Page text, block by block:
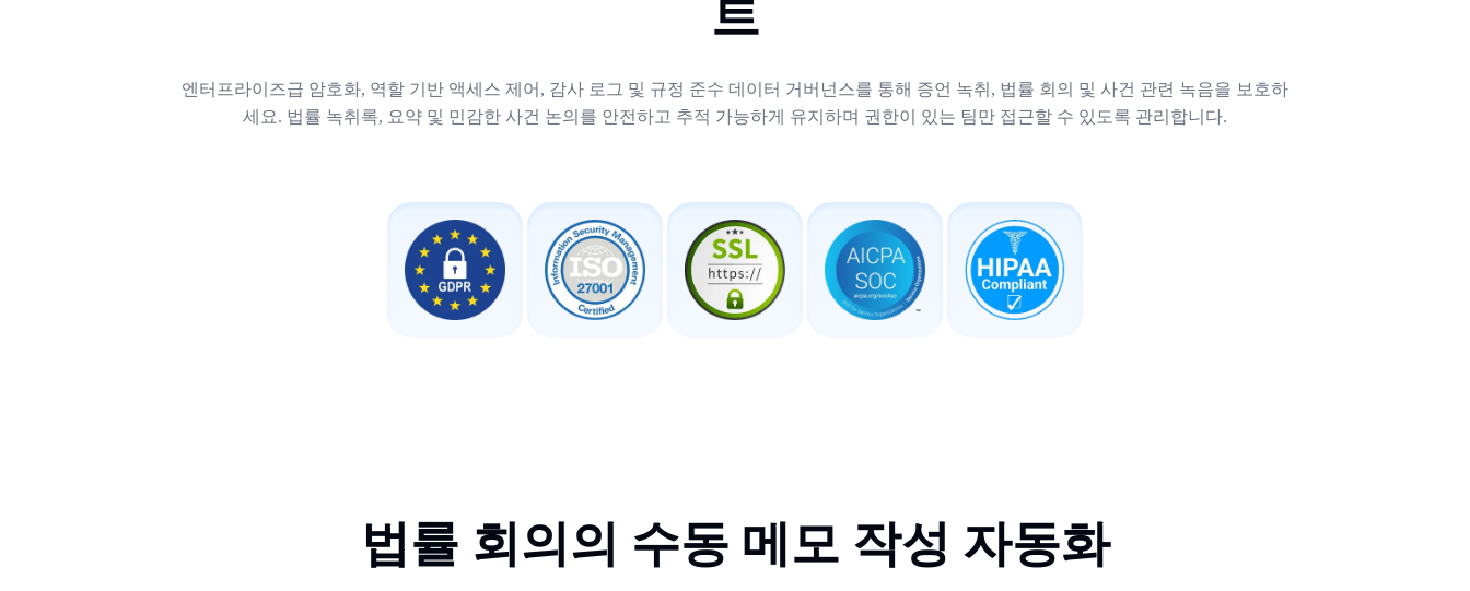
트
엔터프라이즈급 암호화, 역할 기반 액세스 제어, 감사 로그 및 규정 준수 데이터 거버넌스를 통해 증언 녹취, 법률 회의 및 사건 관련 녹음을 보호하
세요. 법률 녹취록, 요약 및 민감한 사건 논의를 안전하고 추적 가능하게 유지하며 권한이 있는 팀만 접근할 수 있도록 관리합니다.
법률 회의의 수동 메모 작성 자동화